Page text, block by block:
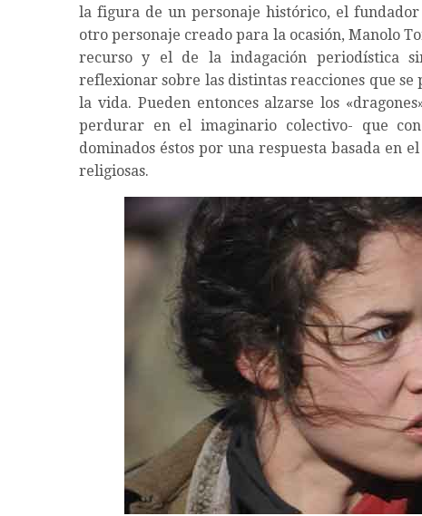
la figura de un personaje histórico, el
otro personaje creado para la ocasión, Manolo
recurso y el de la indagación periodística
reflexionar sobre las distintas reacciones que
la vida. Pueden entonces alzarse los
perdurar en el imaginario colectivo- que
dominados éstos por una respuesta basada en
religiosas.